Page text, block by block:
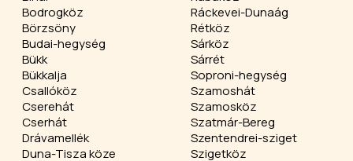
Bodrogköz
Börzsöny
Budai-hegység
Bükk
Bükkalja
Csallóköz
Cserehát
Cserhát
Drávamellék
Duna-Tisza köze
Ráckevei-Dunaág
Rétköz
Sárköz
Sárrét
Soproni-hegység
Szamoshát
Szamosköz
Szatmár-Bereg
Szentendrei-sziget
Szigetköz